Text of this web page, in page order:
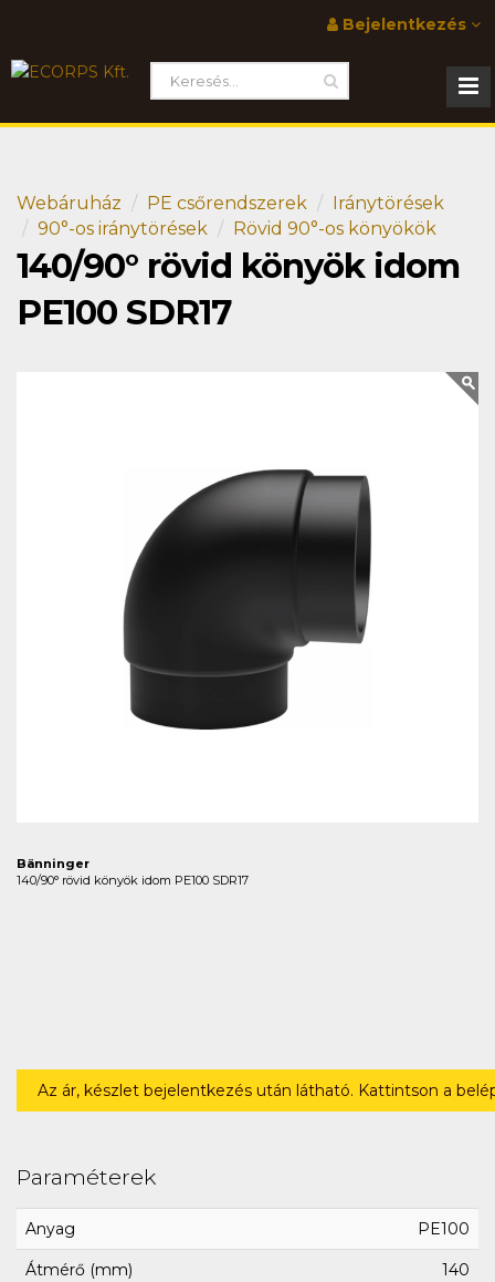
Bejelentkezés
Webáruház PE csőrendszerek
Iránytörések
90°-os iránytörések
Rövid 90°-os könyökök
140/90° rövid könyök idom
PE100 SDR17
Bänninger
140/90° rövid könyök idom PE100 SDR17
Az ár, készlet bejelentkezés után látható. Kattintson a
Paraméterek
Anyag PE100
Átmérő (mm) 140